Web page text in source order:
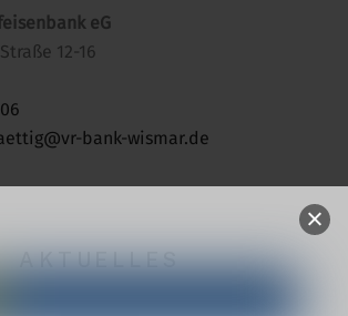
eG
12-16
bank-wismar.de
AKTUELLES